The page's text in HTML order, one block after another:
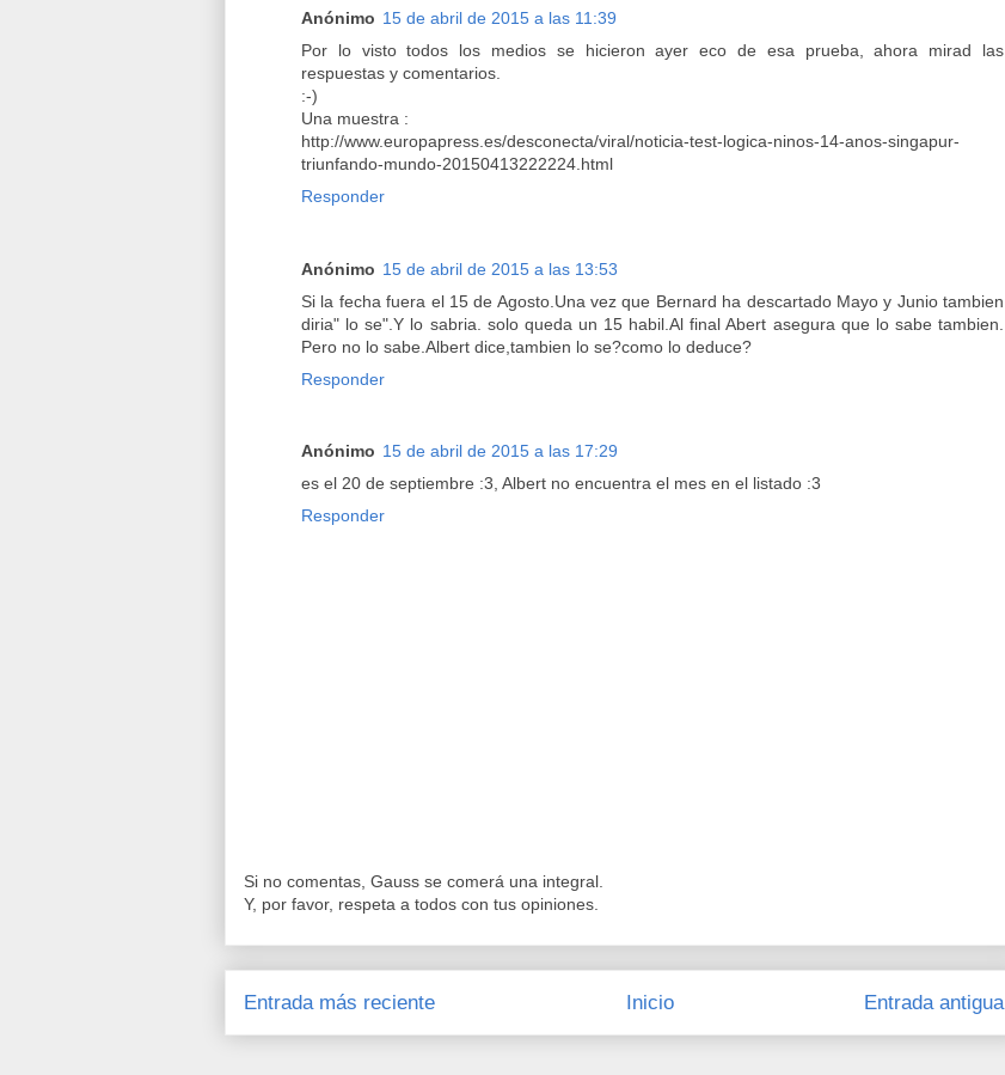
Anónimo 15 de abril de 2015 a las 11:39
Por lo visto todos los medios se hicieron ayer eco de esa prueba, ahora mirad las
respuestas y comentarios.
:-)
Una muestra :
http://www.europapress.es/desconecta/viral/noticia-test-logica-ninos-14-anos-singapur-
triunfando-mundo-20150413222224.html
Responder
Anónimo 15 de abril de 2015 a las 13:53
Si la fecha fuera el 15 de Agosto.Una vez que Bernard ha descartado Mayo y Junio tambien
diria" lo se".Y lo sabria. solo queda un 15 habil.Al final Abert asegura que lo sabe tambien.
Pero no lo sabe.Albert dice,tambien lo se?como lo deduce?
Responder
Anónimo 15 de abril de 2015 a las 17:29
es el 20 de septiembre :3, Albert no encuentra el mes en el listado :3
Responder
Si no comentas, Gauss se comerá una integral.
Y, por favor, respeta a todos con tus opiniones.
Entrada más reciente Entrada antigua
Inicio